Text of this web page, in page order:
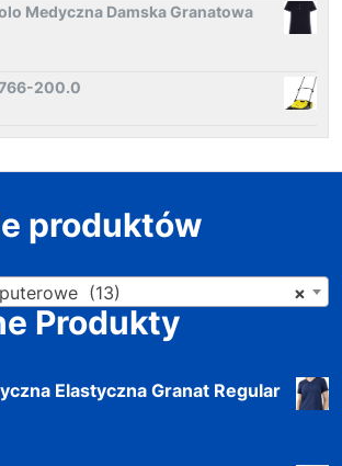
Medyczna Damska Granatowa
200.0
produktów
×
(13)
Produkty
Elastyczna Granat Regular